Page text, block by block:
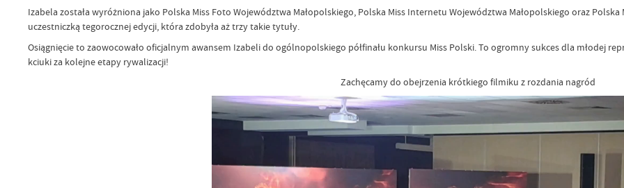
Izabela została wyróżniona jako Polska Miss Foto Województwa Małopolskiego, Polska Miss Internetu Województwa Małopolskiego oraz
uczestniczką tegorocznej edycji, która zdobyła aż trzy takie tytuły.
Osiągnięcie to zaowocowało oficjalnym awansem Izabeli do ogólnopolskiego półfinału konkursu Miss Polski. To ogromny sukces dla młodej
kciuki za kolejne etapy rywalizacji!
Zachęcamy do obejrzenia krótkiego filmiku z rozdania nagród